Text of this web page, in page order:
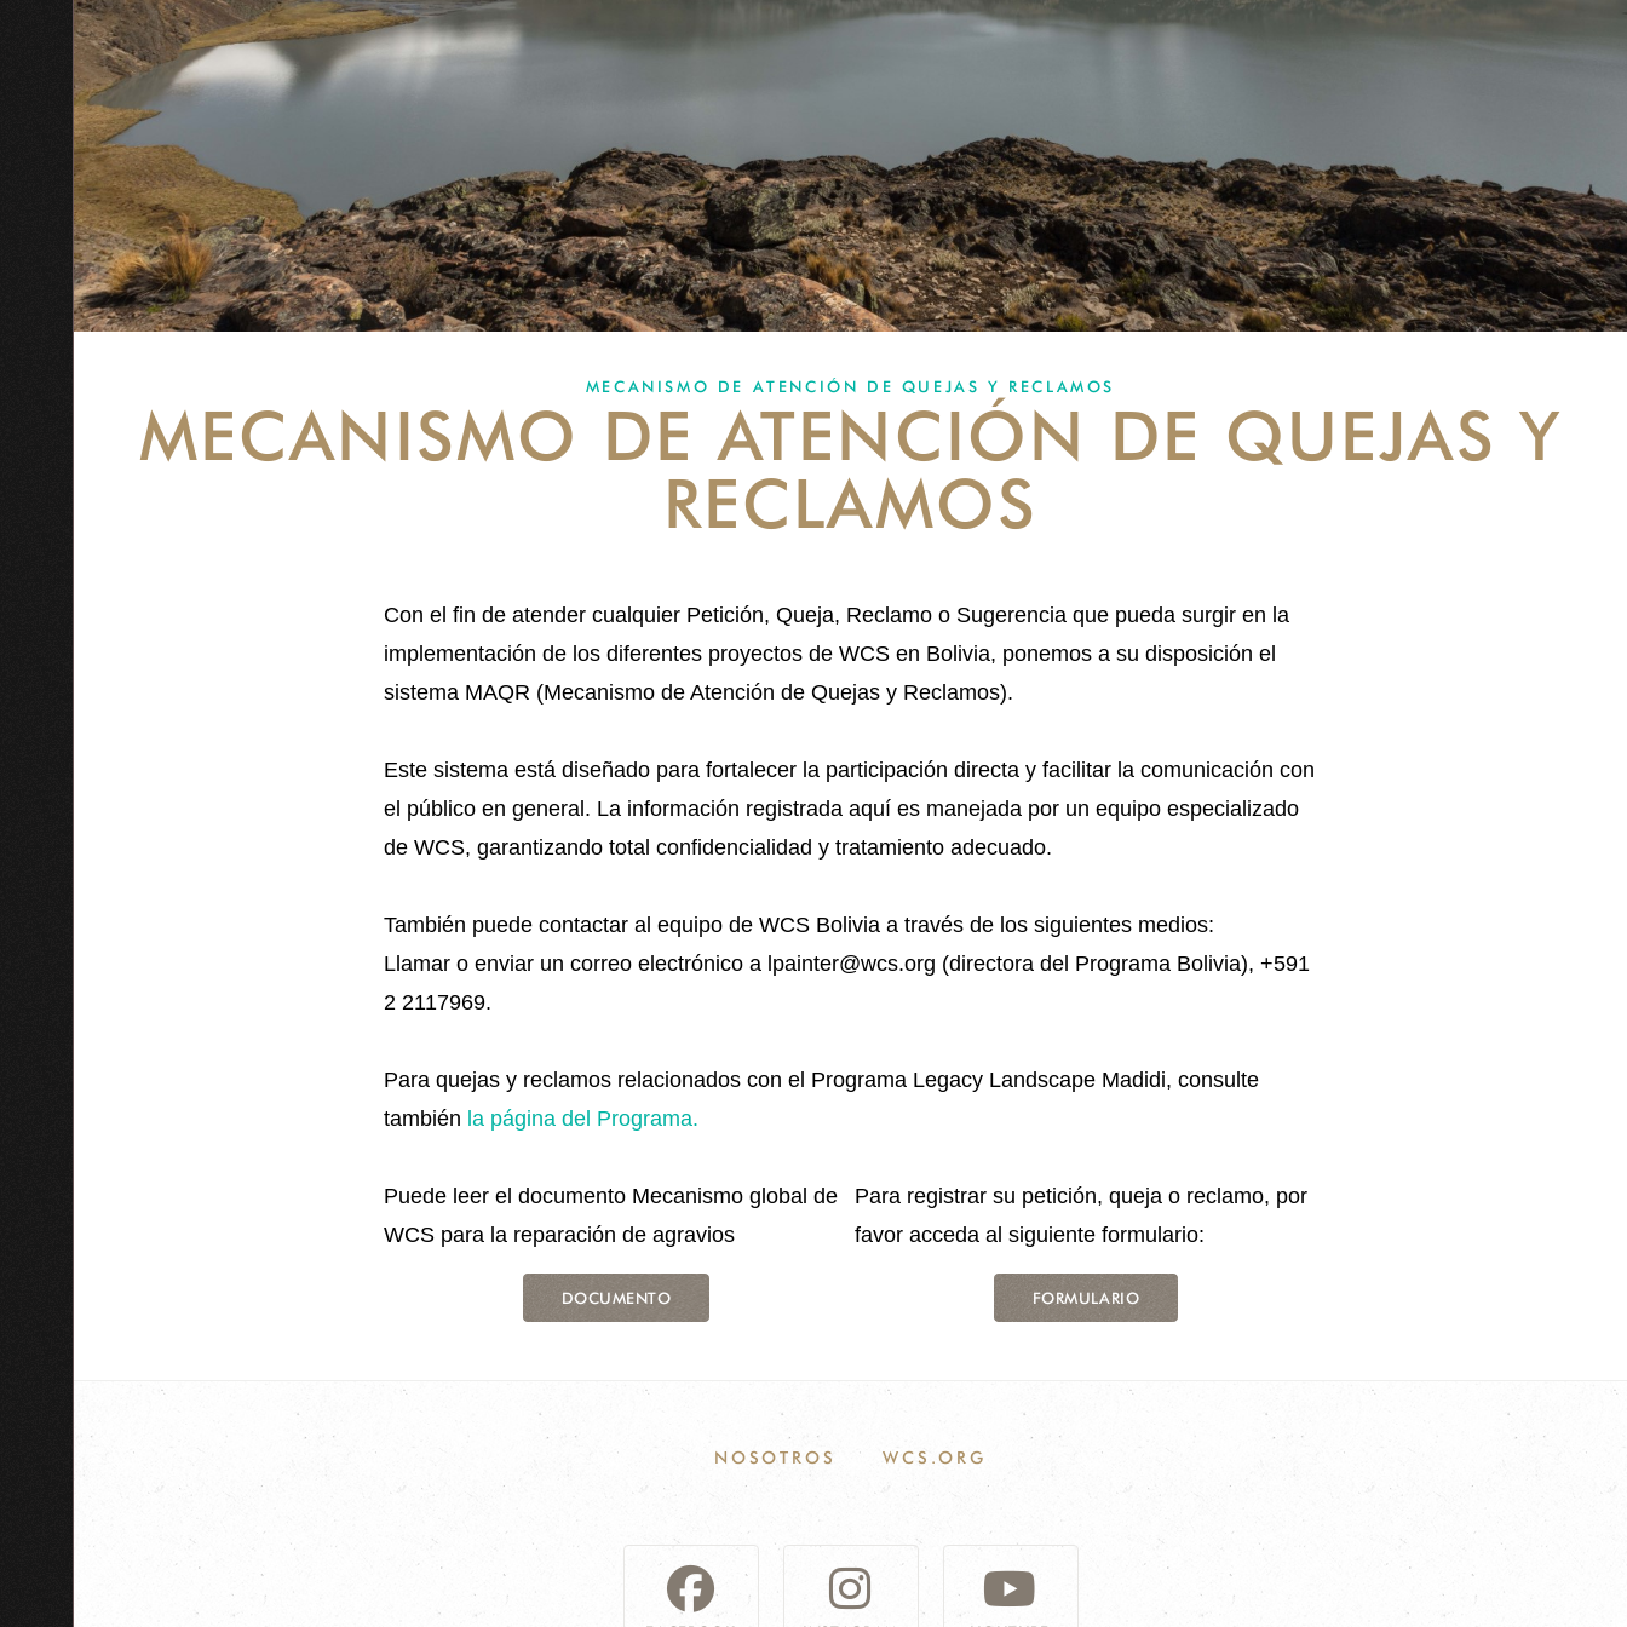
MECANISMO DE ATENCIÓN DE QUEJAS Y RECLAMOS
MECANISMO DE ATENCIÓN DE QUEJAS Y
RECLAMOS
Con el fin de atender cualquier Petición, Queja, Reclamo o Sugerencia que pueda surgir en la
implementación de los diferentes proyectos de WCS en Bolivia, ponemos a su disposición el
sistema MAQR (Mecanismo de Atención de Quejas y Reclamos).
Este sistema está diseñado para fortalecer la participación directa y facilitar la comunicación con
el público en general. La información registrada aquí es manejada por un equipo especializado
de WCS, garantizando total confidencialidad y tratamiento adecuado.
También puede contactar al equipo de WCS Bolivia a través de los siguientes medios:
Llamar o enviar un correo electrónico a lpainter@wcs.org (directora del Programa Bolivia), +591
2 2117969.
Para quejas y reclamos relacionados con el Programa Legacy Landscape Madidi, consulte
también la página del Programa.
Puede leer el documento Mecanismo global de
WCS para la reparación de agravios
DOCUMENTO
Para registrar su petición, queja o reclamo, por
favor acceda al siguiente formulario:
FORMULARIO
NOSOTROS WCS.ORG